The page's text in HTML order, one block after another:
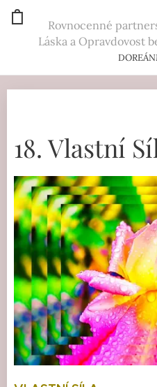
Rovnocenné
Láska a Opravdovost
18. Vlastní